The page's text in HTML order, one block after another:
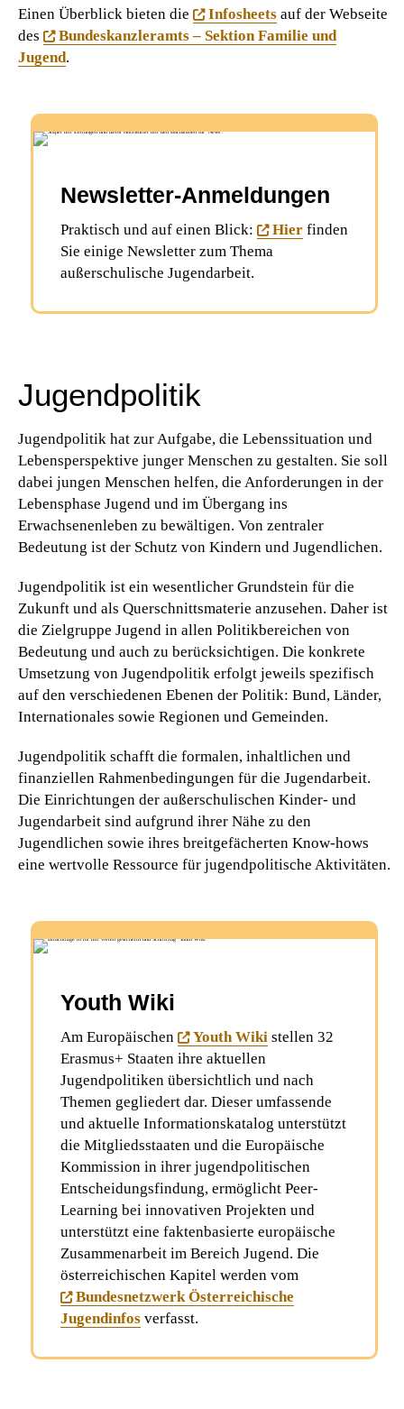
Einen Überblick bieten die Infosheets auf der Webseite
des
Bundeskanzleramts – Sektion Familie und
Jugend.
Newsletter-Anmeldungen
Praktisch und auf einen Blick: Hier finden
Sie einige Newsletter zum Thema
außerschulische Jugendarbeit.
Jugendpolitik
Jugendpolitik hat zur Aufgabe, die Lebenssituation und
Lebensperspektive junger Menschen zu gestalten. Sie soll
dabei jungen Menschen helfen, die Anforderungen in der
Lebensphase Jugend und im Übergang ins
Erwachsenenleben zu bewältigen. Von zentraler
Bedeutung ist der Schutz von Kindern und Jugendlichen.
Jugendpolitik ist ein wesentlicher Grundstein für die
Zukunft und als Querschnittsmaterie anzusehen. Daher ist
die Zielgruppe Jugend in allen Politikbereichen von
Bedeutung und auch zu berücksichtigen. Die konkrete
Umsetzung von Jugendpolitik erfolgt jeweils spezifisch
auf den verschiedenen Ebenen der Politik: Bund, Länder,
Internationales sowie Regionen und Gemeinden.
Jugendpolitik schafft die formalen, inhaltlichen und
finanziellen Rahmenbedingungen für die Jugendarbeit.
Die Einrichtungen der außerschulischen Kinder- und
Jugendarbeit sind aufgrund ihrer Nähe zu den
Jugendlichen sowie ihres breitgefächerten Know-hows
eine wertvolle Ressource für jugendpolitische Aktivitäten.
Youth Wiki
Am Europäischen Youth Wiki stellen 32
Erasmus+ Staaten ihre aktuellen
Jugendpolitiken übersichtlich und nach
Themen gegliedert dar. Dieser umfassende
und aktuelle Informationskatalog unterstützt
die Mitgliedsstaaten und die Europäische
Kommission in ihrer jugendpolitischen
Entscheidungsfindung, ermöglicht Peer-
Learning bei innovativen Projekten und
unterstützt eine faktenbasierte europäische
Zusammenarbeit im Bereich Jugend. Die
österreichischen Kapitel werden vom
Bundesnetzwerk Österreichische
Jugendinfos verfasst.